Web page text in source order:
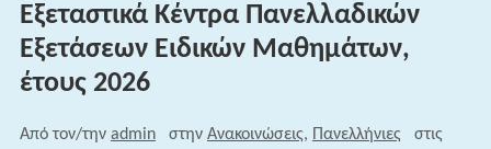
Εξεταστικά Κέντρα Πανελλαδικών
Εξετάσεων Ειδικών Μαθημάτων,
έτους 2026
Από τον/την admin στην Ανακοινώσεις, Πανελλήνιες στις